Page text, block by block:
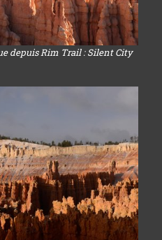
depuis Rim Trail : Silent City